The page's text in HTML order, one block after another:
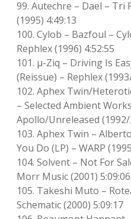
99. Autechre – Dael – Tri
(1995) 4:49:13
100. Cylob – Bazfoul –
Rephlex (1996) 4:52:55
101. μ-Ziq – Driving Is
(Reissue) – Rephlex
102. Aphex Twin/
– Selected Ambient
Apollo/Unreleased (1992/
103. Aphex Twin –
You Do (LP) – WARP
104. Solvent – Not For
Morr Music (2001) 5:09:06
105. Takeshi Muto –
Schematic (2000) 5:09:17